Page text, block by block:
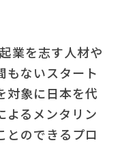
を志す人材や
もないスタート
対象に日本を代
よるメンタリン
とのできるプロ